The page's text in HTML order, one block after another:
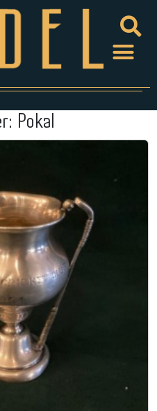
Pokal